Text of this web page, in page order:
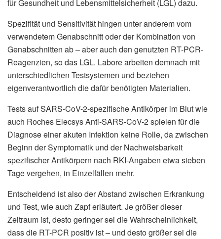
für Gesundheit und Lebensmittelsicherheit (LGL) dazu.
Spezifität und Sensitivität hingen unter anderem vom
verwendetem Genabschnitt oder der Kombination von
Genabschnitten ab – aber auch den genutzten RT-PCR-
Reagenzien, so das LGL. Labore arbeiten demnach mit
unterschiedlichen Testsystemen und beziehen
eigenverantwortlich die dafür benötigten Materialien.
Tests auf SARS-CoV-2-spezifische Antikörper im Blut wie
auch Roches Elecsys Anti-SARS-CoV-2 spielen für die
Diagnose einer akuten Infektion keine Rolle, da zwischen
Beginn der Symptomatik und der Nachweisbarkeit
spezifischer Antikörpern nach RKI-Angaben etwa sieben
Tage vergehen, in Einzelfällen mehr.
Entscheidend ist also der Abstand zwischen Erkrankung
und Test, wie auch Zapf erläutert. Je größer dieser
Zeitraum ist, desto geringer sei die Wahrscheinlichkeit,
dass die RT-PCR positiv ist – und desto größer sei die